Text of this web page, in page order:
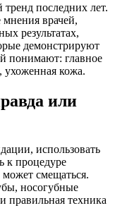
последних лет.
врачей,
результатах,
демонстрируют
понимают: главное
ухоженная кожа.
или
использовать
к процедуре
может смещаться.
носогубные
правильная техника